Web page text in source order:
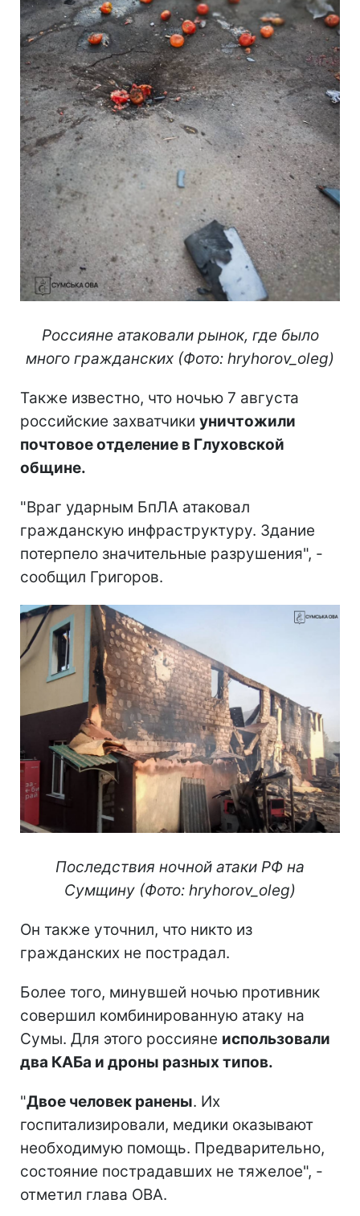
Россияне атаковали рынок, где было
много гражданских (Фото: hryhorov_oleg)
Также известно, что ночью 7 августа
российские захватчики уничтожили
почтовое отделение в Глуховской
общине.
"Враг ударным БпЛА атаковал
гражданскую инфраструктуру. Здание
потерпело значительные разрушения", -
сообщил Григоров.
Последствия ночной атаки РФ на
Сумщину (Фото: hryhorov_oleg)
Он также уточнил, что никто из
гражданских не пострадал.
Более того, минувшей ночью противник
совершил комбинированную атаку на
Сумы. Для этого россияне использовали
два КАБа и дроны разных типов.
"Двое человек ранены. Их
госпитализировали, медики оказывают
необходимую помощь. Предварительно,
состояние пострадавших не тяжелое", -
отметил глава ОВА.